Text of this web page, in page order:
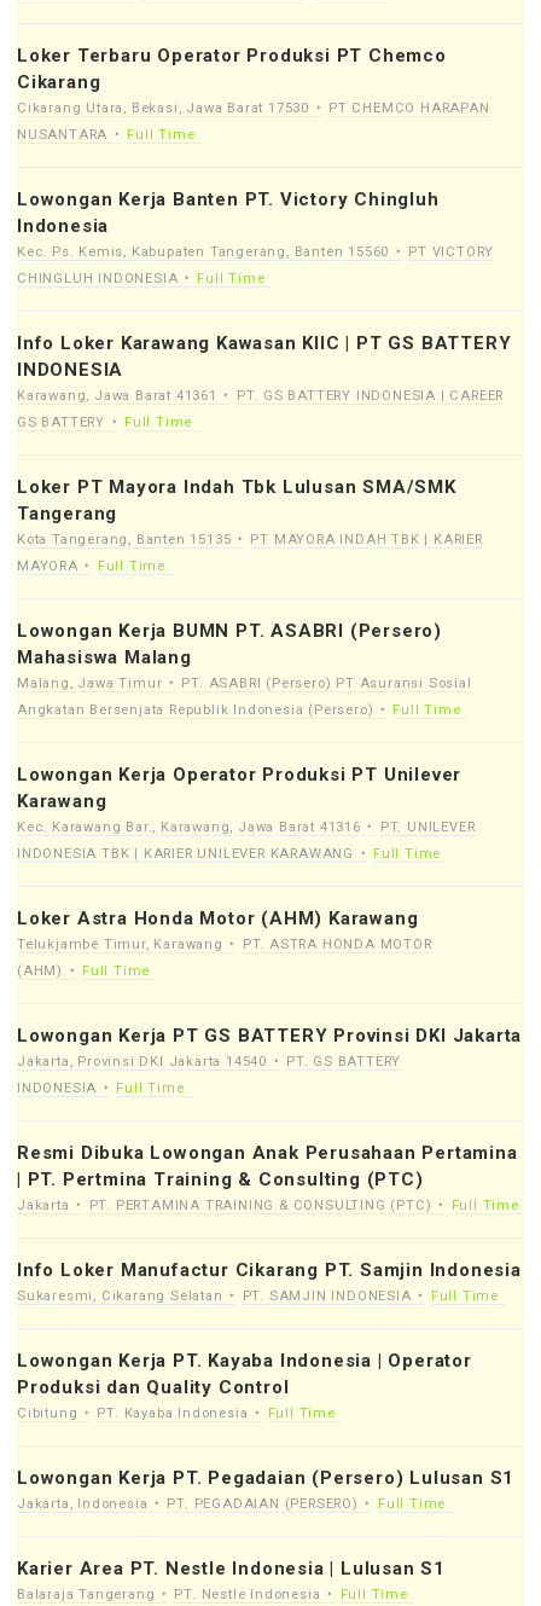
Loker Terbaru Operator Produksi PT Chemco
Cikarang
Cikarang Utara, Bekasi, Jawa Barat 17530
PT CHEMCO HARAPAN
NUSANTARA
Full Time
Lowongan Kerja Banten PT. Victory Chingluh
Indonesia
Kec. Ps. Kemis, Kabupaten Tangerang, Banten 15560
PT VICTORY
CHINGLUH INDONESIA
Full Time
Info Loker Karawang Kawasan KIIC | PT GS BATTERY
INDONESIA
Karawang, Jawa Barat 41361
PT. GS BATTERY INDONESIA | CAREER
GS BATTERY
Full Time
Loker PT Mayora Indah Tbk Lulusan SMA/SMK
Tangerang
Kota Tangerang, Banten 15135
PT MAYORA INDAH TBK | KARIER
MAYORA
Full Time
Lowongan Kerja BUMN PT. ASABRI (Persero)
Mahasiswa Malang
Malang, Jawa Timur
PT. ASABRI (Persero) PT Asuransi Sosial
Angkatan Bersenjata Republik Indonesia (Persero)
Full Time
Lowongan Kerja Operator Produksi PT Unilever
Karawang
Kec. Karawang Bar., Karawang, Jawa Barat 41316
PT. UNILEVER
INDONESIA TBK | KARIER UNILEVER KARAWANG
Full Time
Loker Astra Honda Motor (AHM) Karawang
Telukjambe Timur, Karawang
PT. ASTRA HONDA MOTOR
(AHM)
Full Time
Lowongan Kerja PT GS BATTERY Provinsi DKI Jakarta
Jakarta, Provinsi DKI Jakarta 14540
PT. GS BATTERY
INDONESIA
Full Time
Resmi Dibuka Lowongan Anak Perusahaan Pertamina
| PT. Pertmina Training & Consulting (PTC)
Jakarta PT. PERTAMINA TRAINING & CONSULTING (PTC) Full Time
Info Loker Manufactur Cikarang PT. Samjin Indonesia
Sukaresmi, Cikarang Selatan PT. SAMJIN INDONESIA Full Time
Lowongan Kerja PT. Kayaba Indonesia | Operator
Produksi dan Quality Control
Cibitung PT. Kayaba Indonesia Full Time
Lowongan Kerja PT. Pegadaian (Persero) Lulusan S1
Jakarta, Indonesia PT. PEGADAIAN (PERSERO) Full Time
Karier Area PT. Nestle Indonesia | Lulusan S1
Balaraja Tangerang PT. Nestle Indonesia Full Time